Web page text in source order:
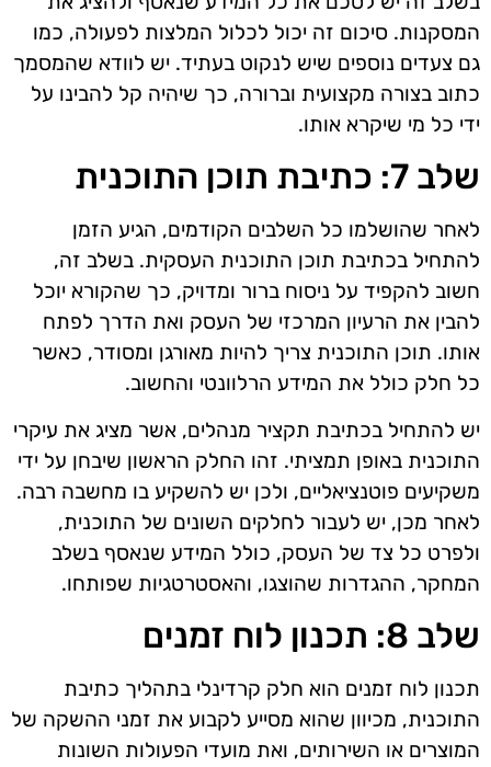
המסקנות. סיכום זה יכול לכלול המלצות לפעולה, כמו
גם צעדים נוספים שיש לנקוט בעתיד. יש לוודא שהמסמך
כתוב בצורה מקצועית וברורה, כך שיהיה קל להבינו על
ידי כל מי שיקרא אותו.
שלב 7: כתיבת תוכן התוכנית
לאחר שהושלמו כל השלבים הקודמים, הגיע הזמן
להתחיל בכתיבת תוכן התוכנית העסקית. בשלב זה,
חשוב להקפיד על ניסוח ברור ומדויק, כך שהקורא יוכל
להבין את הרעיון המרכזי של העסק ואת הדרך לפתח
אותו. תוכן התוכנית צריך להיות מאורגן ומסודר, כאשר
כל חלק כולל את המידע הרלוונטי והחשוב.
יש להתחיל בכתיבת תקציר מנהלים, אשר מציג את עיקרי
התוכנית באופן תמציתי. זהו החלק הראשון שיבחן על ידי
משקיעים פוטנציאליים, ולכן יש להשקיע בו מחשבה רבה.
לאחר מכן, יש לעבור לחלקים השונים של התוכנית,
ולפרט כל צד של העסק, כולל המידע שנאסף בשלב
המחקר, ההגדרות שהוצגו, והאסטרטגיות שפותחו.
שלב 8: תכנון לוח זמנים
תכנון לוח זמנים הוא חלק קרדינלי בתהליך כתיבת
התוכנית, מכיוון שהוא מסייע לקבוע את זמני ההשקה של
המוצרים או השירותים, ואת מועדי הפעולות השונות